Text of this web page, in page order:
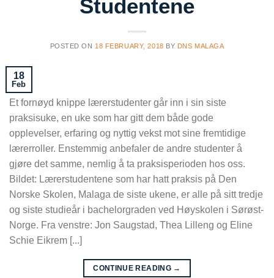
Studentene
POSTED ON 18 FEBRUARY, 2018 BY DNS MALAGA
18
Feb
Et fornøyd knippe lærerstudenter går inn i sin siste
praksisuke, en uke som har gitt dem både gode
opplevelser, erfaring og nyttig vekst mot sine fremtidige
lærerroller. Enstemmig anbefaler de andre studenter å
gjøre det samme, nemlig å ta praksisperioden hos oss.
Bildet: Lærerstudentene som har hatt praksis på Den
Norske Skolen, Malaga de siste ukene, er alle på sitt tredje
og siste studieår i bachelorgraden ved Høyskolen i Sørøst-
Norge. Fra venstre: Jon Saugstad, Thea Lilleng og Eline
Schie Eikrem [...]
CONTINUE READING →